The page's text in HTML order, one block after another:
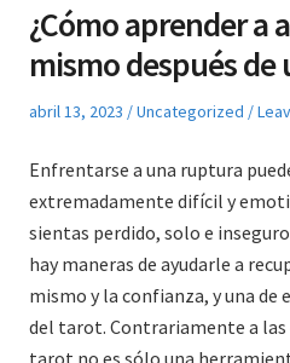
¿Cómo aprender a
mismo después
Posted
abril 13, 2023
Posted
Uncategorized
Enfrentarse a una ruptura
extremadamente difícil y
sientas perdido, solo e
hay maneras de ayudarle a
mismo y la confianza, y una de
del tarot. Contrariamente a
tarot no es sólo una